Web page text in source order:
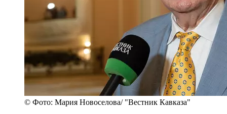
© Фото: Мария Новоселова/ "Вестник Кавказа"